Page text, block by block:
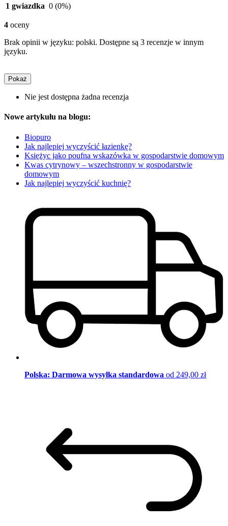
1 gwiazdka 0 (0%)
4 oceny
Brak opinii w języku: polski. Dostępne są 3 recenzje w innym
języku.
Pokaż
Nie jest dostępna żadna recenzja
Nowe artykułu na blogu:
Biopuro
Jak najlepiej wyczyścić łazienkę?
Księżyc jako poufna wskazówka w gospodarstwie domowym
Kwas cytrynowy – wszechstronny w gospodarstwie
domowym
Jak najlepiej wyczyścić kuchnię?
Polska: Darmowa wysyłka standardowa od 249,00 zł